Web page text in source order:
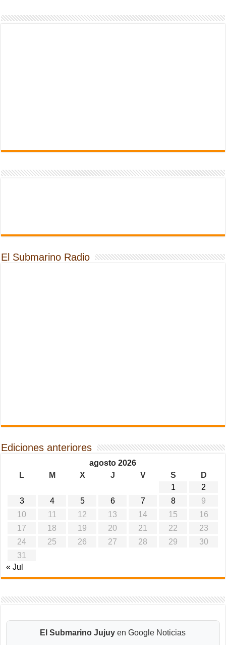
El Submarino Radio
Ediciones anteriores
agosto 2026
L
M X J V S
D
1
2
3
4 5 6 7 8
9
10
11 12 13 14 15
16
17
18 19 20 21 22
23
24
25 26 27 28 29
30
31
« Jul
El Submarino Jujuy en Google Noticias